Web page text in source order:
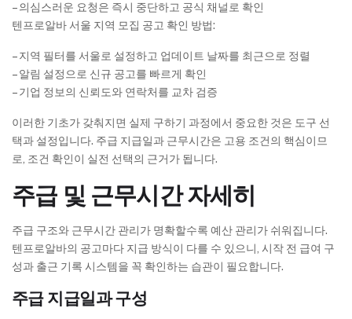
– 의심스러운 요청은 즉시 중단하고 공식 채널로 확인
텐프로알바 서울 지역 모집 공고 확인 방법:
– 지역 필터를 서울로 설정하고 업데이트 날짜를 최근으로 정렬
– 알림 설정으로 신규 공고를 빠르게 확인
– 기업 정보의 신뢰도와 연락처를 교차 검증
이러한 기초가 갖춰지면 실제 구하기 과정에서 중요한 것은 도구 선
택과 설정입니다. 주급 지급일과 근무시간은 고용 조건의 핵심이므
로, 조건 확인이 실전 선택의 근거가 됩니다.
주급 및 근무시간 자세히
주급 구조와 근무시간 관리가 명확할수록 예산 관리가 쉬워집니다.
텐프로알바의 공고마다 지급 방식이 다를 수 있으니, 시작 전 급여 구
성과 출근 기록 시스템을 꼭 확인하는 습관이 필요합니다.
주급 지급일과 구성